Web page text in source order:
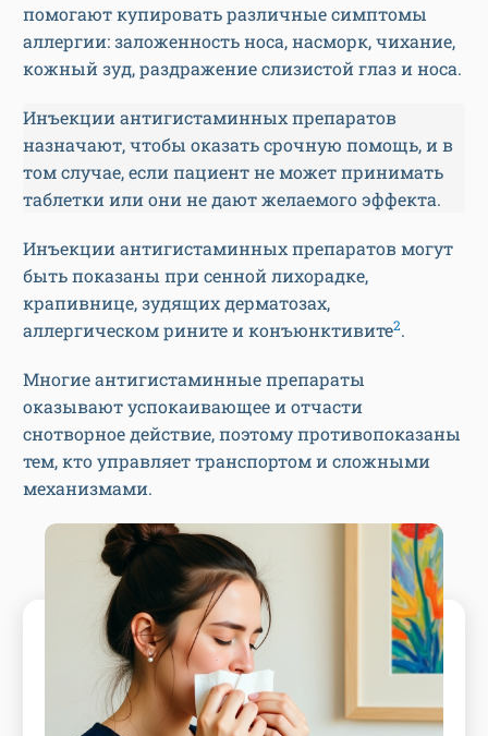
помогают купировать различные симптомы
аллергии: заложенность носа, насморк, чихание,
кожный зуд, раздражение слизистой глаз и носа.
Инъекции антигистаминных препаратов
назначают, чтобы оказать срочную помощь, и в
том случае, если пациент не может принимать
таблетки или они не дают желаемого эффекта.
Инъекции антигистаминных препаратов могут
быть показаны при сенной лихорадке,
крапивнице, зудящих дерматозах,
аллергическом рините и конъюнктивите2.
Многие антигистаминные препараты
оказывают успокаивающее и отчасти
снотворное действие, поэтому противопоказаны
тем, кто управляет транспортом и сложными
механизмами.